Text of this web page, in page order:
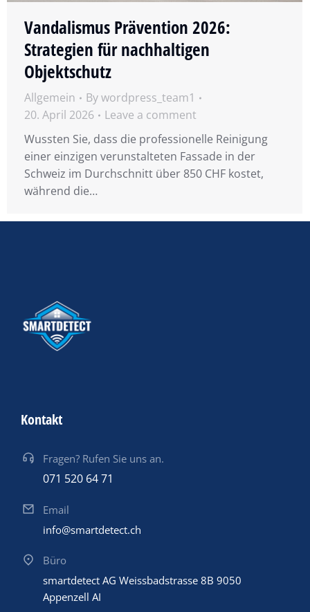
Vandalismus Prävention 2026:
Strategien für nachhaltigen
Objektschutz
Allgemein Bywordpress_team1
20. April 2026
Leave a comment
Wussten Sie, dass die professionelle Reinigung
einer einzigen verunstalteten Fassade in der
Schweiz im Durchschnitt über 850 CHF kostet,
während die…
Kontakt
Fragen? Rufen Sie uns an.
071 520 64 71
Email
info@smartdetect.ch
Büro
smartdetect AG Weissbadstrasse 8B 9050
Appenzell AI